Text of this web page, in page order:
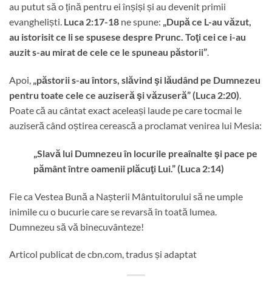
au putut să o țină pentru ei înșiși și au devenit primii
evangheliști. Luca 2:17-18 ne spune: „După ce L-au văzut,
au istorisit ce li se spusese despre Prunc. Toţi cei ce i-au
auzit s-au mirat de cele ce le spuneau păstorii”.
Apoi, „păstorii s-au întors, slăvind şi lăudând pe Dumnezeu
pentru toate cele ce auziseră şi văzuseră” (Luca 2:20).
Poate că au cântat exact aceleași laude pe care tocmai le
auziseră când oștirea cerească a proclamat venirea lui Mesia:
„Slavă lui Dumnezeu în locurile preaînalte şi pace pe
pământ între oamenii plăcuţi Lui.” (Luca 2:14)
Fie ca Vestea Bună a Nașterii Mântuitorului să ne umple
inimile cu o bucurie care se revarsă în toată lumea.
Dumnezeu să vă binecuvânteze!
Articol publicat de cbn.com, tradus și adaptat